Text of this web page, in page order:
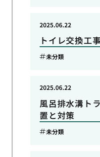
トイレ交換工
2025.06.22
未分類
風呂排水溝ト
置と対策
2025.06.22
未分類